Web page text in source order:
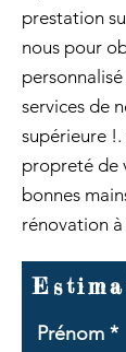
prestation
nous pour
services de
supérieure
propreté de
bonnes
rénovation à
Prénom